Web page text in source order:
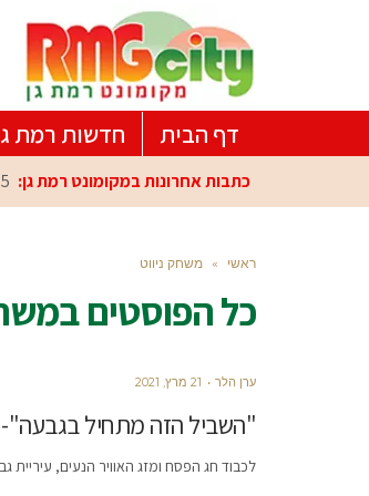
דף הבית חדשות רמת
כתבות אחרונות במקומונט רמת גן: 5 יולי, 2026
ראשי » משחק ניווט
כל הפוסטים ב
ערן הלר 21 מרץ, 2021
"השביל הזה מתחיל בגבעה"-
לכבוד חג הפסח ומזג האוויר הנעים, עיריית